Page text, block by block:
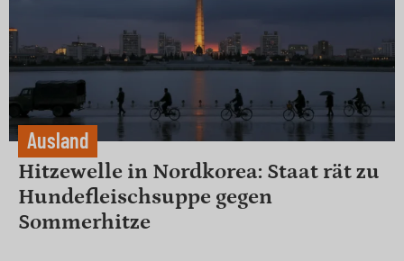
Ausland
Hitzewelle in Nordkorea: Staat rät zu
Hundefleischsuppe gegen
Sommerhitze